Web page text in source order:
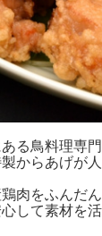
る鳥料理専
からあげが
肉をふんだ
して素材を